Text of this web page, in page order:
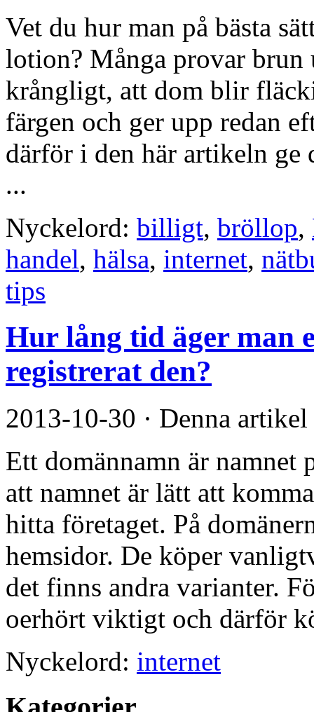
Vet du hur man på bästa
lotion? Många provar
krångligt, att dom blir
färgen och ger upp redan
därför i den här artikeln ge
...
Nyckelord: billigt, bröllop,
handel, hälsa, internet,
tips
Hur lång tid äger man
registrerat den?
2013-10-30 · Denna
Ett domännamn är
att namnet är lätt att
hitta företaget. På
hemsidor. De köper
det finns andra varianter.
oerhört viktigt och därför
Nyckelord: internet